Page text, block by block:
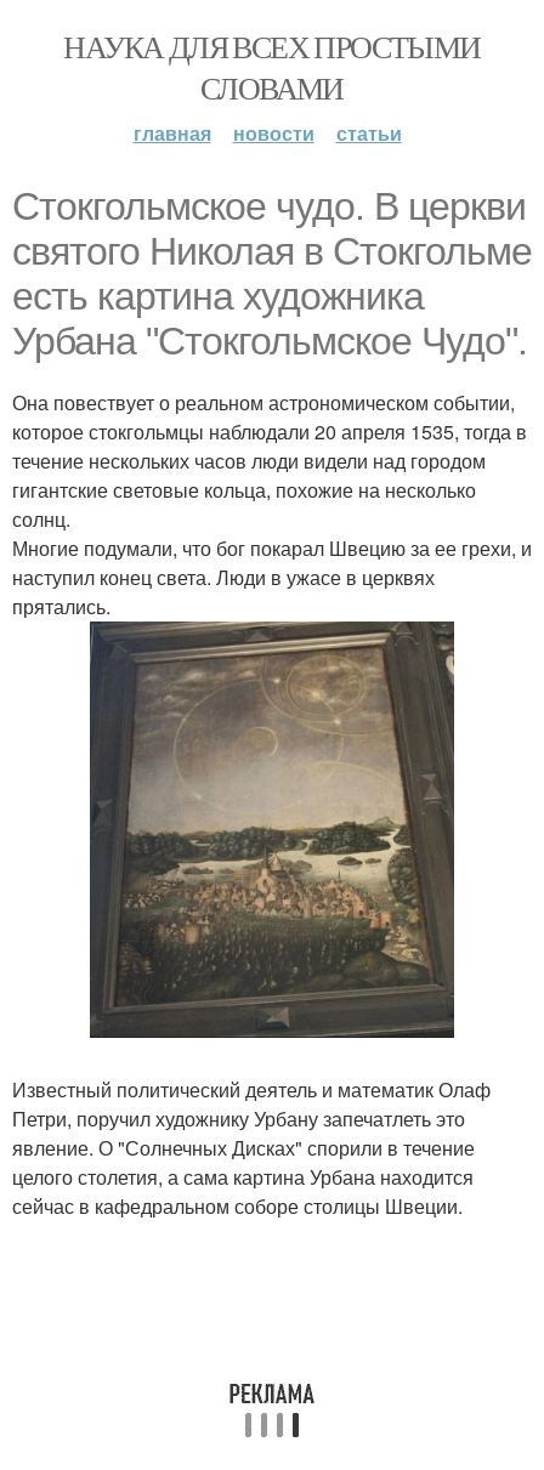
НАУКА ДЛЯ ВСЕХ ПРОСТЫМИ
СЛОВАМИ
главная новости статьи
Стокгольмское чудо. В церкви
святого Николая в Стокгольме
есть картина художника
Урбана "Стокгольмское Чудо".
Она повествует о реальном астрономическом событии,
которое стокгольмцы наблюдали 20 апреля 1535, тогда в
течение нескольких часов люди видели над городом
гигантские световые кольца, похожие на несколько
солнц.
Многие подумали, что бог покарал Швецию за ее грехи, и
наступил конец света. Люди в ужасе в церквях
прятались.
Известный политический деятель и математик Олаф
Петри, поручил художнику Урбану запечатлеть это
явление. О "Солнечных Дисках" спорили в течение
целого столетия, а сама картина Урбана находится
сейчас в кафедральном соборе столицы Швеции.